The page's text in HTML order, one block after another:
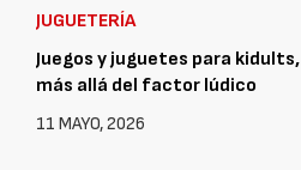
JUGUETERÍA
Juegos y juguetes para kidults,
más allá del factor lúdico
11 MAYO, 2026